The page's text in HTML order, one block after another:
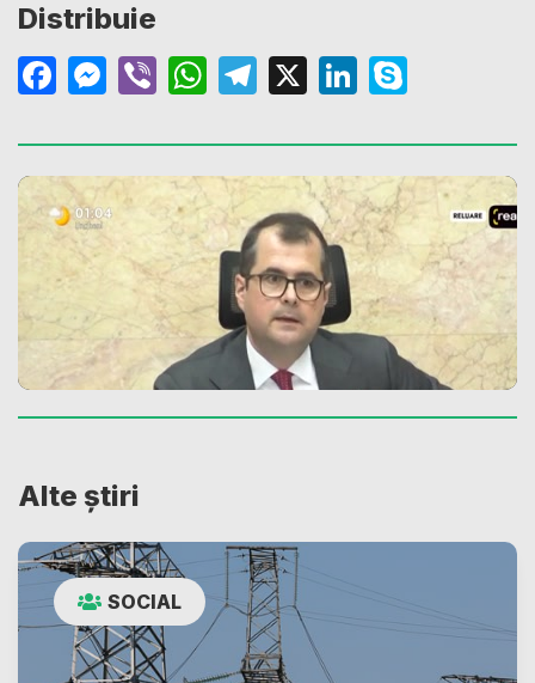
Distribuie
Facebook
Messenger
ViberWhatsApp
Telegram
X LinkedIn
Alte știri
SOCIAL